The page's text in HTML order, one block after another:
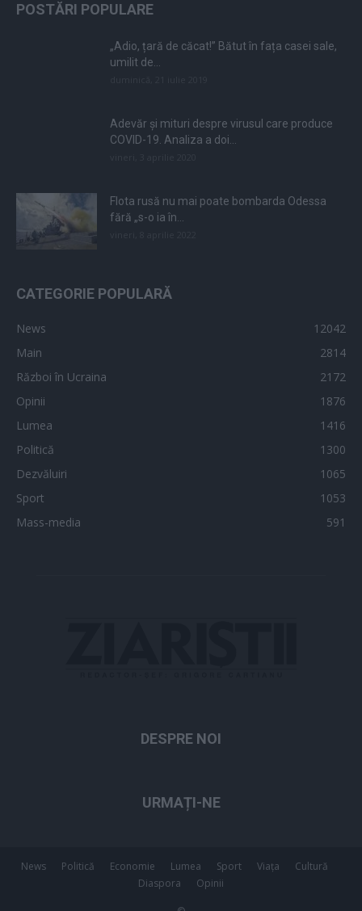
POSTĂRI POPULARE
„Adio, țară de căcat!” Bătut în fața casei sale,
umilit de...
Adevăr și mituri despre virusul care produce
COVID-19. Analiza a doi...
Flota rusă nu mai poate bombarda Odessa
fără „s-o ia în...
CATEGORIE POPULARĂ
News
12042
Main
2814
Război în Ucraina
2172
Opinii
1876
Lumea
1416
Politică
1300
Dezvăluiri
1065
Sport
1053
Mass-media
591
DESPRE NOI
URMAȚI-NE
News Politică Economie Lumea Sport Viața
Cultură
Diaspora
Opinii